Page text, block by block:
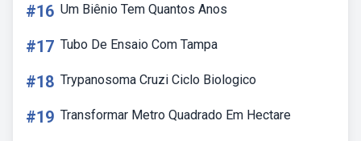
#16 Um Biênio Tem Quantos Anos
#17 Tubo De Ensaio Com Tampa
#18 Trypanosoma Cruzi Ciclo Biologico
#19 Transformar Metro Quadrado Em Hectare